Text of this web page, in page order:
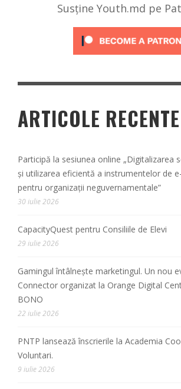
Susține Youth.md pe
ARTICOLE RECENTE
Participă la sesiunea online „Digitalizarea
și utilizarea eficientă a instrumentelor de
pentru organizații neguvernamentale”
30 iulie 2026
CapacityQuest pentru Consiliile de Elevi
29 iulie 2026
Gamingul întâlnește marketingul. Un nou
Connector organizat la Orange Digital
BONO
22 iulie 2026
PNTP lansează înscrierile la Academia
Voluntari.
9 iulie 2026